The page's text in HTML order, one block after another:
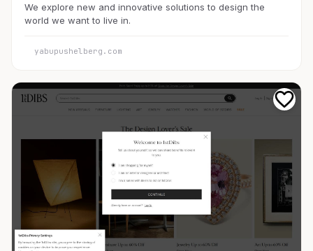
We explore new and innovative solutions to design the
world we want to live in.
yabupushelberg.com